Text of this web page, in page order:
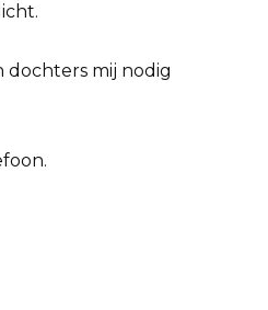
dochters mij nodig